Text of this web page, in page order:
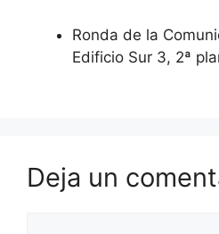
Ronda de la
Edificio Sur 3, 2ª
Deja un